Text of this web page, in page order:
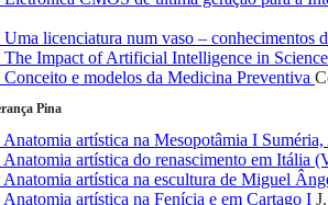
Uma licenciatura num vaso – conhecimentos
The Impact of Artificial Intelligence in
Conceito e modelos da Medicina Preventiva
Pina
Anatomia artística na Mesopotâmia I
Anatomia artística do renascimento em Itália
Anatomia artística na escultura de Miguel
Anatomia artística na Fenícia e em Cartago I